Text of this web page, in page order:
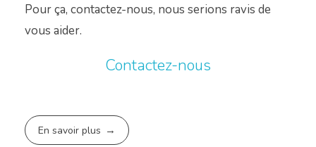
Pour ça, contactez-nous, nous serions ravis de
vous aider.
Contactez-nous
En savoir plus